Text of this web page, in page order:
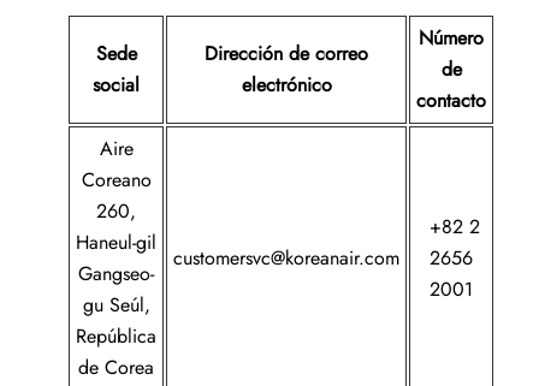
Sede
social
Dirección de correo
electrónico
Número
de
contacto
Aire
Coreano
260,
Haneul-gil
Gangseo-
gu Seúl,
República
de Corea
customersvc@koreanair.com
+82 2
2656
2001